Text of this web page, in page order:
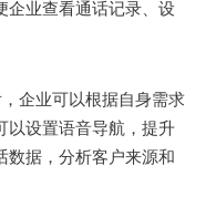
企业查看通话记录、设
企业可以根据自身需求
以设置语音导航，提升
数据，分析客户来源和